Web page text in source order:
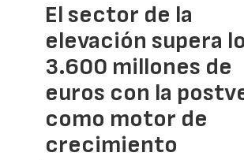
El sector de la
elevación supera
3.600 millones de
euros con la
como motor de
crecimiento